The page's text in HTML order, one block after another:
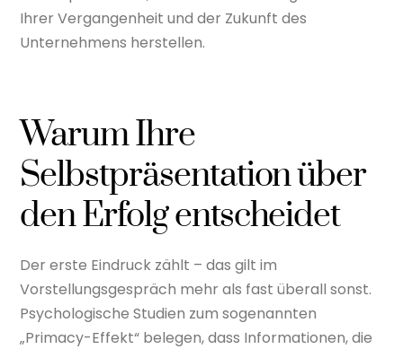
Ihrer Vergangenheit und der Zukunft des
Unternehmens herstellen.
Warum Ihre
Selbstpräsentation über
den Erfolg entscheidet
Der erste Eindruck zählt – das gilt im
Vorstellungsgespräch mehr als fast überall sonst.
Psychologische Studien zum sogenannten
„Primacy-Effekt“ belegen, dass Informationen, die